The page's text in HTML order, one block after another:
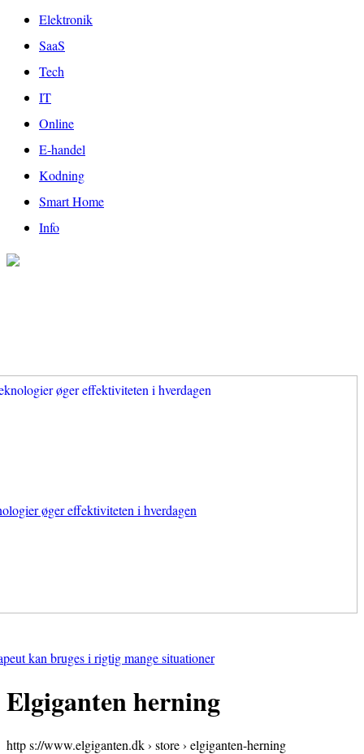
Elektronik
SaaS
Tech
IT
Online
E-handel
Kodning
Smart Home
Info
øger effektiviteten i hverdagen
kan bruges i rigtig mange situationer
Elgiganten herning
http s://www.elgiganten.dk › store › elgiganten-herning